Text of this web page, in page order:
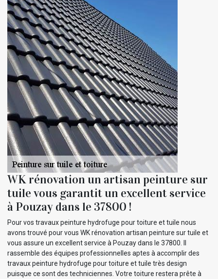
WK rénovation un artisan peinture sur
tuile vous garantit un excellent service
à Pouzay dans le 37800 !
Pour vos travaux peinture hydrofuge pour toiture et tuile nous
avons trouvé pour vous WK rénovation artisan peinture sur tuile et
vous assure un excellent service à Pouzay dans le 37800. Il
rassemble des équipes professionnelles aptes à accomplir des
travaux peinture hydrofuge pour toiture et tuile très design
puisque ce sont des techniciennes. Votre toiture restera prête à